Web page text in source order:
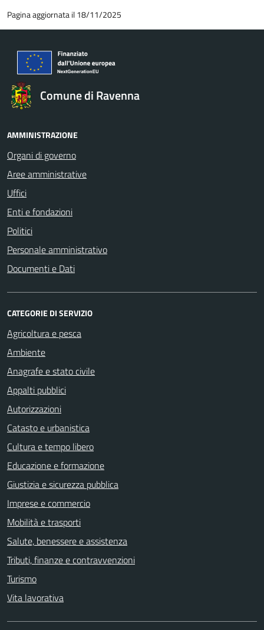
Pagina aggiornata il 18/11/2025
Comune di Ravenna
AMMINISTRAZIONE
Organi di governo
Aree amministrative
Uffici
Enti e fondazioni
Politici
Personale amministrativo
Documenti e Dati
CATEGORIE DI SERVIZIO
Agricoltura e pesca
Ambiente
Anagrafe e stato civile
Appalti pubblici
Autorizzazioni
Catasto e urbanistica
Cultura e tempo libero
Educazione e formazione
Giustizia e sicurezza pubblica
Imprese e commercio
Mobilità e trasporti
Salute, benessere e assistenza
Tributi, finanze e contravvenzioni
Turismo
Vita lavorativa